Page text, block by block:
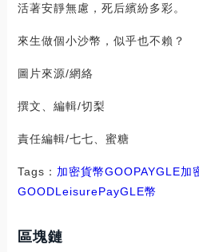
活著安靜無慮，死后繽紛多彩。
來生做個小沙幣，似乎也不賴？
圖片來源/網絡
撰文、編輯/切梨
責任編輯/七七、蜜糖
Tags： 加密貨幣GOOPAYGLE加
GOODLeisurePayGLE幣
區塊鏈